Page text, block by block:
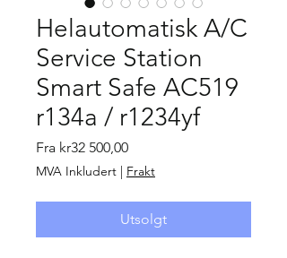
Helautomatisk A/C
Service Station
Smart Safe AC519
r134a / r1234yf
Fra kr32 500,00Salgspris
MVA Inkludert | Frakt
Utsolgt